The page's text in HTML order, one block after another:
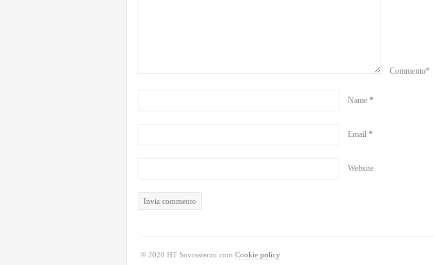
Commento*
Name *
Email *
Website
© 2020 HT Sovrasterzo.com Cookie policy